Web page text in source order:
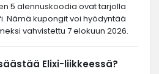
5 alennuskoodia ovat tarjolla
Nämä kupongit voi hyödyntää
vahvistettu 7 elokuun 2026.
Elixi-liikkeessä?